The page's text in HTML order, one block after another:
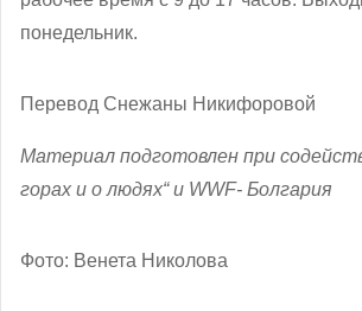
понедельник.
Перевод Снежаны Никифоровой
Материал подготовлен при
горах и о людях“ и WWF- Болгария
Фото: Венета Николова